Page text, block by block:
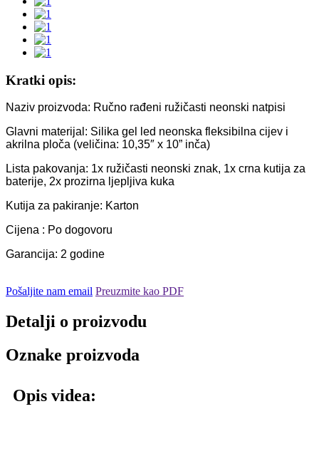
Kratki opis:
Naziv proizvoda: Ručno rađeni ružičasti neonski natpisi
Glavni materijal: Silika gel led neonska fleksibilna cijev i
akrilna ploča (veličina: 10,35″ x 10” inča)
Lista pakovanja: 1x ružičasti neonski znak, 1x crna kutija za
baterije, 2x prozirna ljepljiva kuka
Kutija za pakiranje: Karton
Cijena : Po dogovoru
Garancija: 2 godine
Pošaljite nam email Preuzmite kao PDF
Detalji o proizvodu
Oznake proizvoda
Opis videa: